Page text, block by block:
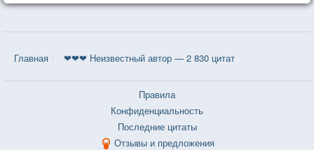
Главная ❤❤❤ Неизвестный автор — 2 830 цитат
Правила
Конфиденциальность
Последние цитаты
Отзывы и предложения